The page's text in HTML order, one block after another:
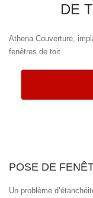
DE
Athena Couverture,
fenêtres de toit.
POSE DE
Un problème